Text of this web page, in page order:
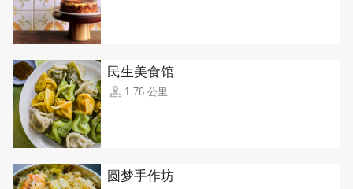
民生美食馆
1.76 公里
圆梦手作坊